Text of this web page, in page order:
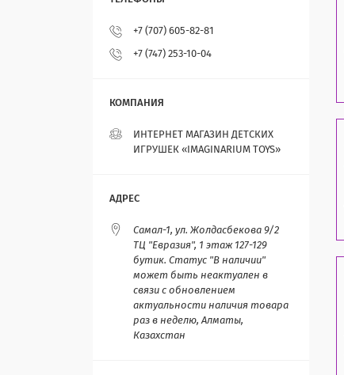
+7 (707) 605-82-81
+7 (747) 253-10-04
ИНТЕРНЕТ МАГАЗИН ДЕТСКИХ
ИГРУШЕК «IMAGINARIUM TOYS»
Самал-1, ул. Жолдасбекова 9/2
ТЦ "Евразия", 1 этаж 127-129
бутик. Статус "В наличии"
может быть неактуален в
связи с обновлением
актуальности наличия товара
раз в неделю, Алматы,
Казахстан